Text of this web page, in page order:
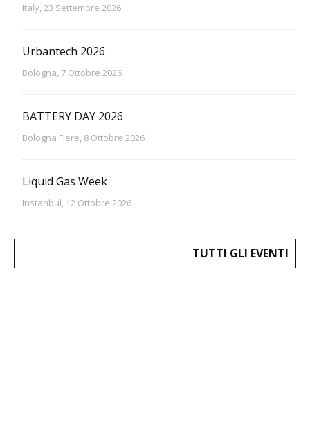
Italy, 23 Settembre 2026
Urbantech 2026
Bologna, 7 Ottobre 2026
BATTERY DAY 2026
Bologna Fiere, 8 Ottobre 2026
Liquid Gas Week
Instanbul, 12 Ottobre 2026
TUTTI GLI EVENTI